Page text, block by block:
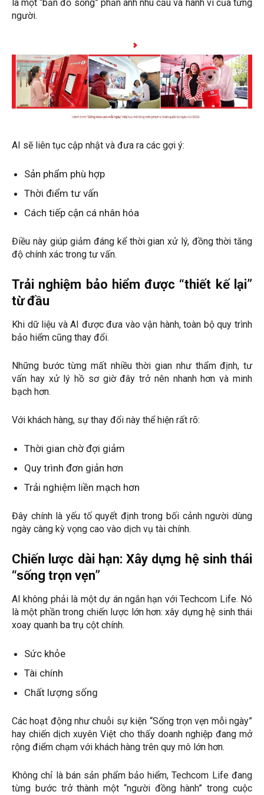
là một “bản đồ sống” phản ánh nhu cầu và hành vi của từng
người.
AI sẽ liên tục cập nhật và đưa ra các gợi ý:
Sản phẩm phù hợp
Thời điểm tư vấn
Cách tiếp cận cá nhân hóa
Điều này giúp giảm đáng kể thời gian xử lý, đồng thời tăng
độ chính xác trong tư vấn.
Trải nghiệm bảo hiểm được “thiết kế lại”
từ đầu
Khi dữ liệu và AI được đưa vào vận hành, toàn bộ quy trình
bảo hiểm cũng thay đổi.
Những bước từng mất nhiều thời gian như thẩm định, tư
vấn hay xử lý hồ sơ giờ đây trở nên nhanh hơn và minh
bạch hơn.
Với khách hàng, sự thay đổi này thể hiện rất rõ:
Thời gian chờ đợi giảm
Quy trình đơn giản hơn
Trải nghiệm liền mạch hơn
Đây chính là yếu tố quyết định trong bối cảnh người dùng
ngày càng kỳ vọng cao vào dịch vụ tài chính.
Chiến lược dài hạn: Xây dựng hệ sinh thái
“sống trọn vẹn”
AI không phải là một dự án ngắn hạn với Techcom Life. Nó
là một phần trong chiến lược lớn hơn: xây dựng hệ sinh thái
xoay quanh ba trụ cột chính.
Sức khỏe
Tài chính
Chất lượng sống
Các hoạt động như chuỗi sự kiện “Sống trọn vẹn mỗi ngày”
hay chiến dịch xuyên Việt cho thấy doanh nghiệp đang mở
rộng điểm chạm với khách hàng trên quy mô lớn hơn.
Không chỉ là bán sản phẩm bảo hiểm, Techcom Life đang
từng bước trở thành một “người đồng hành” trong cuộc